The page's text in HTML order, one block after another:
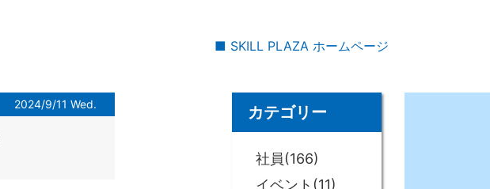
■ SKILL PLAZA ホームページ
2024/9/11 Wed. カテゴリー
社員(166)
イベント(11)